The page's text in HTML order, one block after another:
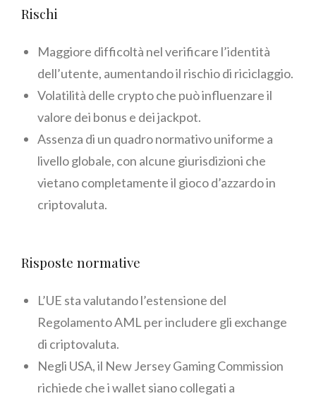
Rischi
Maggiore difficoltà nel verificare l’identità
dell’utente, aumentando il rischio di riciclaggio.
Volatilità delle crypto che può influenzare il
valore dei bonus e dei jackpot.
Assenza di un quadro normativo uniforme a
livello globale, con alcune giurisdizioni che
vietano completamente il gioco d’azzardo in
criptovaluta.
Risposte normative
L’UE sta valutando l’estensione del
Regolamento AML per includere gli exchange
di criptovaluta.
Negli USA, il New Jersey Gaming Commission
richiede che i wallet siano collegati a